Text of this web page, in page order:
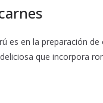
es en la preparación de
que incorpora